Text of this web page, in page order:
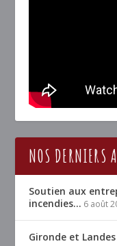
NOS DERNIERS
Soutien aux
incendies… 6 août
Gironde et